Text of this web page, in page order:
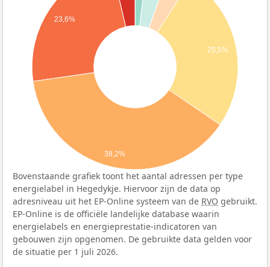
25,5%
23,6%
38,2%
Bovenstaande grafiek toont het aantal adressen per type
energielabel in Hegedykje. Hiervoor zijn de data op
adresniveau uit het EP-Online systeem van de RVO gebruikt.
EP-Online is de officiële landelijke database waarin
energielabels en energieprestatie-indicatoren van
gebouwen zijn opgenomen. De gebruikte data gelden voor
de situatie per 1 juli 2026.